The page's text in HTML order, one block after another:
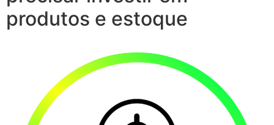
produtos e estoque